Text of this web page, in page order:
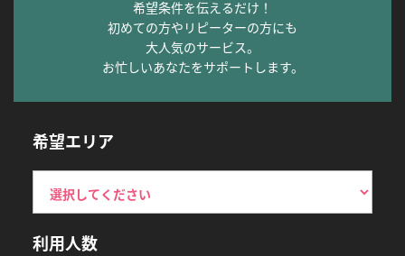
希望条件を伝えるだけ！
初めての方やリピーターの方にも
大人気のサービス。
お忙しいあなたをサポートします。
希望エリア
利用人数